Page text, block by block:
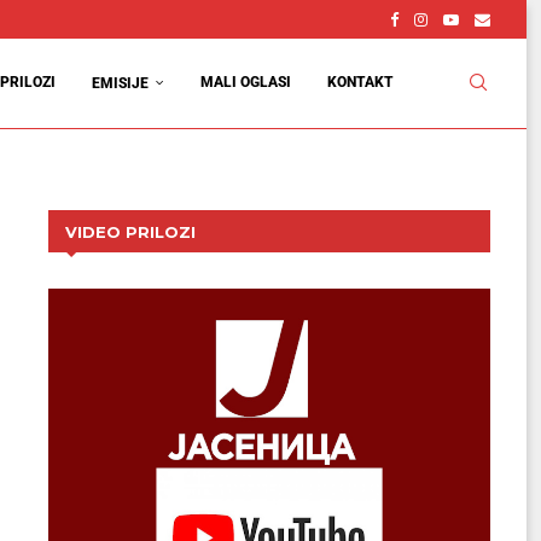
PRILOZI EMISIJE MALI OGLASI KONTAKT
VIDEO PRILOZI